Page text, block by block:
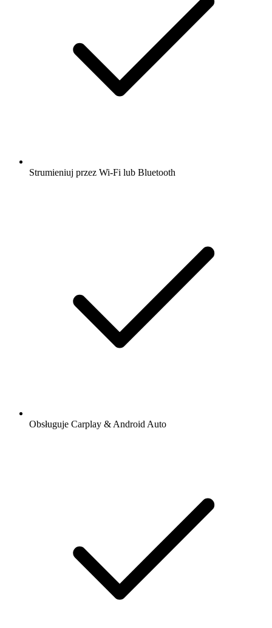
Strumieniuj przez Wi-Fi lub Bluetooth
Obsługuje Carplay & Android Auto